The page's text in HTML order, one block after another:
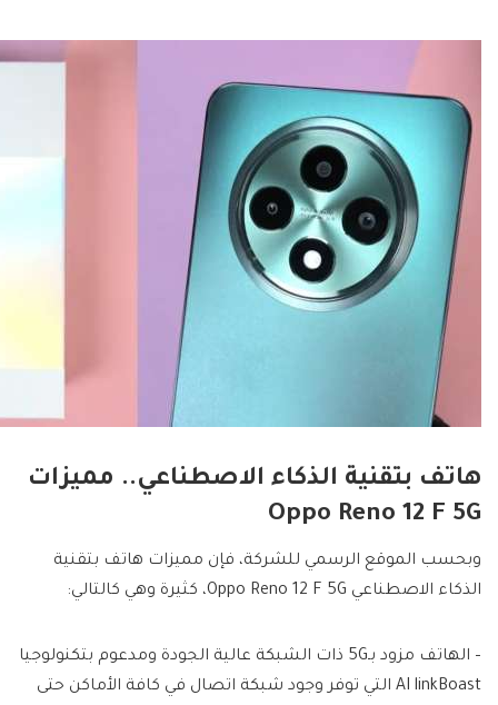
هاتف بتقنية الذكاء الاصطناعي.. مميزات
Oppo Reno 12 F 5G
وبحسب الموقع الرسمي للشركة، فإن مميزات هاتف بتقنية
الذكاء الاصطناعي Oppo Reno 12 F 5G، كثيرة وهي كالتالي:
– الهاتف مزود بـ5G ذات الشبكة عالية الجودة ومدعوم بتكنولوجيا
AI linkBoast التي توفر وجود شبكة اتصال في كافة الأماكن حتى